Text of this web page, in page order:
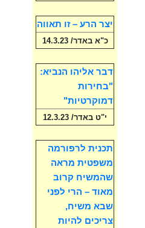
יצר הרע – זו תאווה
כ"א באדר/ 14.3.23
דבר אליהו הנביא:
"בחירות
דמוקרטיות"
י"ט באדר/ 12.3.23
תכנית לרפורמה
משפטית מראה
שהמשיח קרוב
מאוד – הרי לפני
שבא משיח,
צריכים להיות